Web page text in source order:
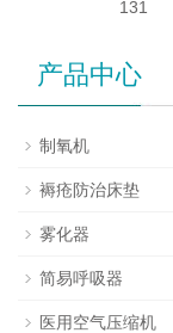
131
产品中心
制氧机
褥疮防治床垫
雾化器
简易呼吸器
医用空气压缩机